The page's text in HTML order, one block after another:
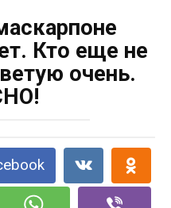
Кто еще не
очень.